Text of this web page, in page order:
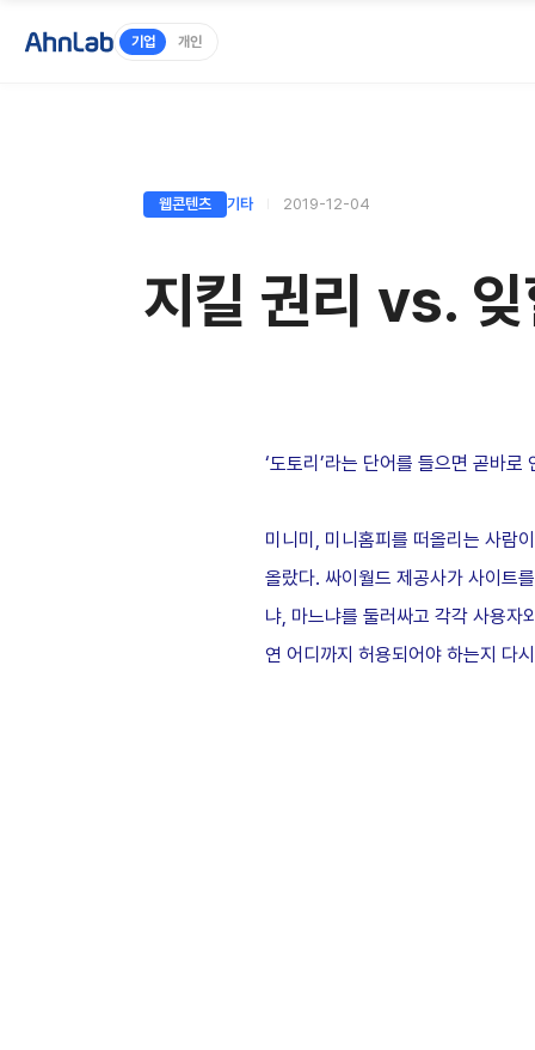
기업 개인
웹콘텐츠 기타 2019-12-04
지킬 권리 vs.
‘도토리’라는 단어를 들으면 곧바로
미니미, 미니홈피를 떠올리는 사람
올랐다. 싸이월드 제공사가 사이트
냐, 마느냐를 둘러싸고 각각 사용자
연 어디까지 허용되어야 하는지 다